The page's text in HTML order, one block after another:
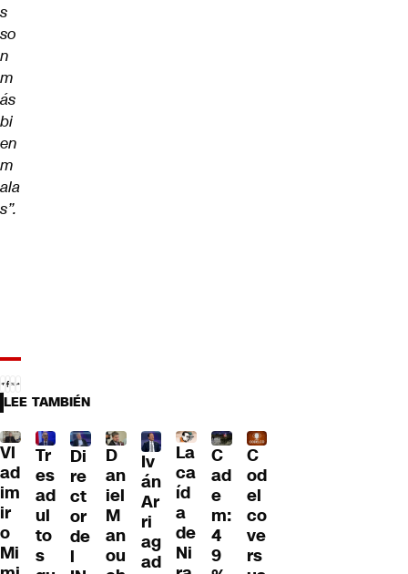
s
so
n
m
ás
bi
en
m
ala
s”.
LEE TAMBIÉN
Vl
ad
im
ir
o
Mi
Tr
es
ad
ul
to
s
Di
re
ct
or
de
l
D
an
iel
M
an
ou
Iv
án
Ar
ri
ag
ad
La
ca
íd
a
de
Ni
C
ad
e
m:
4
9
C
od
el
co
ve
rs